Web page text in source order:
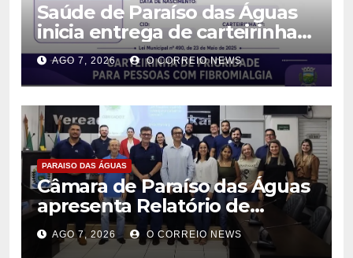
Saúde de Paraíso das Águas
inicia entrega de carteirinhas
de identificação para pessoas
com fibromialgia
AGO 7, 2026 O CORREIO NEWS
PARAISO DAS ÁGUAS
Câmara de Paraíso das Águas
apresenta Relatório de
Gestão Fiscal e destaca
equilíbrio das contas públicas
AGO 7, 2026 O CORREIO NEWS